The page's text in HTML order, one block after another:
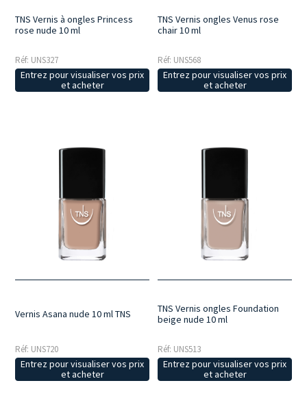
TNS Vernis à ongles Princess
rose nude 10 ml
Réf: UNS327
Entrez pour visualiser vos prix
et acheter
TNS Vernis ongles Venus rose
chair 10 ml
Réf: UNS568
Entrez pour visualiser vos prix
et acheter
Vernis Asana nude 10 ml TNS
Réf: UNS720
Entrez pour visualiser vos prix
et acheter
TNS Vernis ongles Foundation
beige nude 10 ml
Réf: UNS513
Entrez pour visualiser vos prix
et acheter